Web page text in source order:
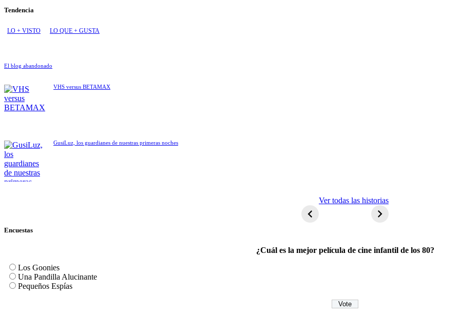
Tendencia
LO + VISTO LO QUE + GUSTA
El blog abandonado
VHS versus BETAMAX
GusiLuz, los guardianes de nuestras primeras noches
extraterrestre
Ver todas las historias
Encuestas
¿Cuál es la mejor película de cine infantil de los 80?
Los Goonies
Una Pandilla Alucinante
Pequeños Espías